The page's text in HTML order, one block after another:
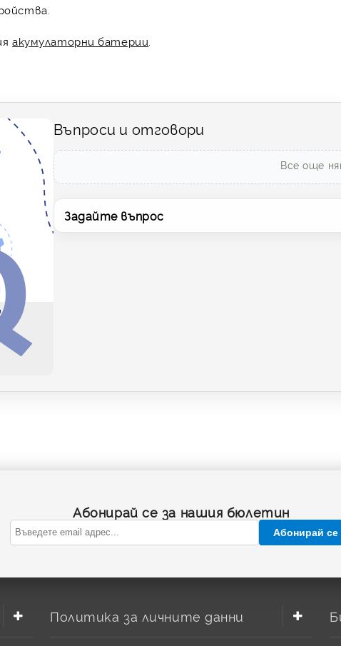
акумулаторни батерии
Въпроси и отговори
Все още
Задайте въпрос
Абонирай се за нашия бюлетин
Абонирай се
Политика за личните данни